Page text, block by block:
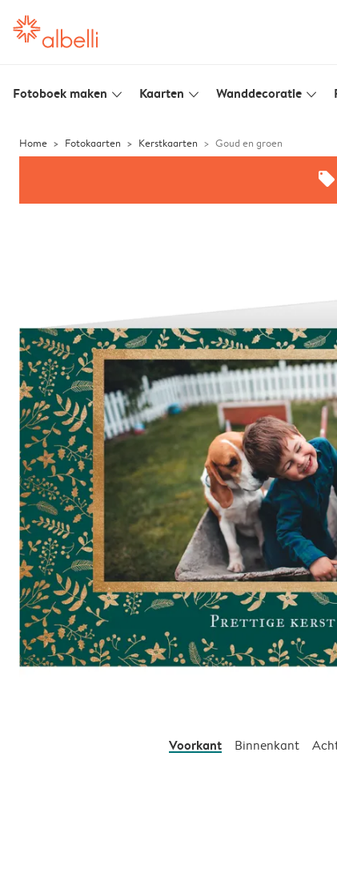
Fotoboek maken slim_arrow_down Kaarten slim_arrow_down Wanddecoratie slim_arrow_down
Home Fotokaarten Kerstkaarten Goud en groen
offers
Voorkant Binnenkant